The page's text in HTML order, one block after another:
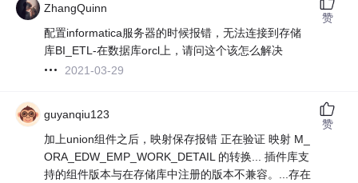
ZhangQuinn
配置informatica服务器的时候报错，无法连接到存储
库BI_ETL-在数据库orcl上，请问这个该怎么解决
2021-03-29
赞
guyanqiu123
加上union组件之后，映射保存报错 正在验证 映射 M_
ORA_EDW_EMP_WORK_DETAIL 的转换... 插件库支
持的组件版本与在存储库中注册的版本不兼容。...存在
赞